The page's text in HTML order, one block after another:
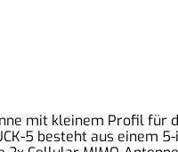
mit kleinem Profil
5 besteht aus einem